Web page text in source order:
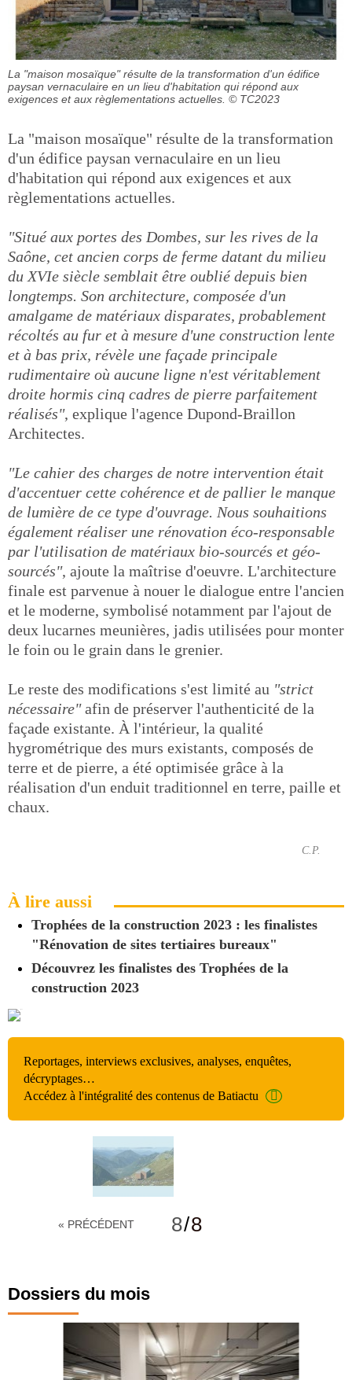
La "maison mosaïque" résulte de la transformation d'un édifice
paysan vernaculaire en un lieu d'habitation qui répond aux
exigences et aux règlementations actuelles. © TC2023
La "maison mosaïque" résulte de la transformation
d'un édifice paysan vernaculaire en un lieu
d'habitation qui répond aux exigences et aux
règlementations actuelles.
"Situé aux portes des Dombes, sur les rives de la
Saône, cet ancien corps de ferme datant du milieu
du XVIe siècle semblait être oublié depuis bien
longtemps. Son architecture, composée d'un
amalgame de matériaux disparates, probablement
récoltés au fur et à mesure d'une construction lente
et à bas prix, révèle une façade principale
rudimentaire où aucune ligne n'est véritablement
droite hormis cinq cadres de pierre parfaitement
réalisés", explique l'agence Dupond-Braillon
Architectes.
"Le cahier des charges de notre intervention était
d'accentuer cette cohérence et de pallier le manque
de lumière de ce type d'ouvrage. Nous souhaitions
également réaliser une rénovation éco-responsable
par l'utilisation de matériaux bio-sourcés et géo-
sourcés", ajoute la maîtrise d'oeuvre. L'architecture
finale est parvenue à nouer le dialogue entre l'ancien
et le moderne, symbolisé notamment par l'ajout de
deux lucarnes meunières, jadis utilisées pour monter
le foin ou le grain dans le grenier.
Le reste des modifications s'est limité au "strict
nécessaire"afin de préserver l'authenticité de la
façade existante. À l'intérieur, la qualité
hygrométrique des murs existants, composés de
terre et de pierre, a été optimisée grâce à la
réalisation d'un enduit traditionnel en terre, paille et
chaux.
C.P.
À lire aussi
Trophées de la construction 2023 : les finalistes
"Rénovation de sites tertiaires bureaux"
Découvrez les finalistes des Trophées de la
construction 2023
Reportages, interviews exclusives, analyses, enquêtes,
décryptages…
Accédez à l'intégralité des contenus de Batiactu
« PRÉCÉDENT 8/8
Dossiers du mois